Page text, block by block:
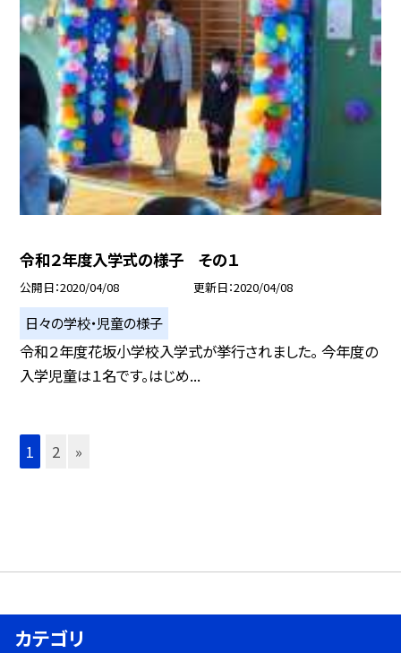
令和２年度入学式の様子 その１
公開日 2020/04/08 更新日 2020/04/08
日々の学校・児童の様子
令和２年度花坂小学校入学式が挙行されました。 今年度の
入学児童は１名です。はじめ...
1 2 »
カテゴリ